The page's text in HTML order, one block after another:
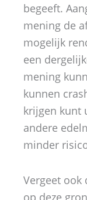
begeeft.
mening de
mogelijk
een
mening
kunnen
krijgen kunt
andere
minder
Vergeet ook
op deze